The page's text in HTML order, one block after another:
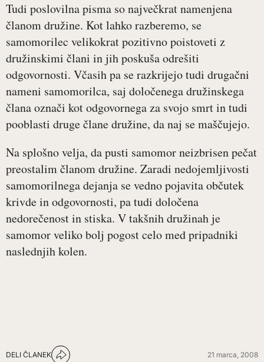
Tudi poslovilna pisma so največkrat namenjena
članom družine. Kot lahko razberemo, se
samomorilec velikokrat pozitivno poistoveti z
družinskimi člani in jih poskuša odrešiti
odgovornosti. Včasih pa se razkrijejo tudi drugačni
nameni samomorilca, saj določenega družinskega
člana označi kot odgovornega za svojo smrt in tudi
pooblasti druge člane družine, da naj se maščujejo.
Na splošno velja, da pusti samomor neizbrisen pečat
preostalim članom družine. Zaradi nedojemljivosti
samomorilnega dejanja se vedno pojavita občutek
krivde in odgovornosti, pa tudi določena
nedorečenost in stiska. V takšnih družinah je
samomor veliko bolj pogost celo med pripadniki
naslednjih kolen.
DELI ČLANEK 21 marca, 2008